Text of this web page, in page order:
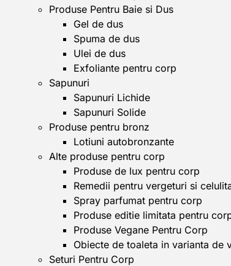
Produse Pentru Baie si Dus
Gel de dus
Spuma de dus
Ulei de dus
Exfoliante pentru corp
Sapunuri
Sapunuri Lichide
Sapunuri Solide
Produse pentru bronz
Lotiuni autobronzante
Alte produse pentru corp
Produse de lux pentru corp
Remedii pentru vergeturi si
Spray parfumat pentru corp
Produse editie limitata pentru
Produse Vegane Pentru Corp
Obiecte de toaleta in varianta de
Seturi Pentru Corp